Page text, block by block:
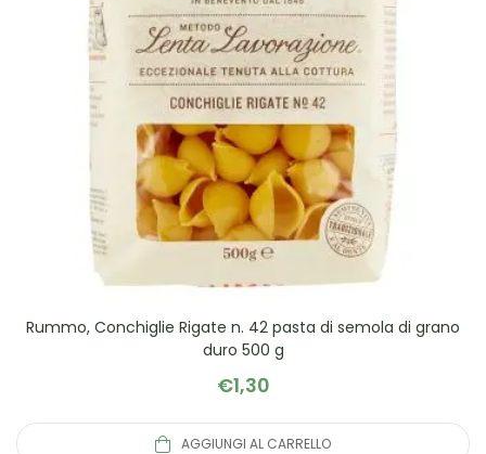
Rummo, Conchiglie Rigate n. 42 pasta di semola di grano
duro 500 g
€1,30
AGGIUNGI AL CARRELLO